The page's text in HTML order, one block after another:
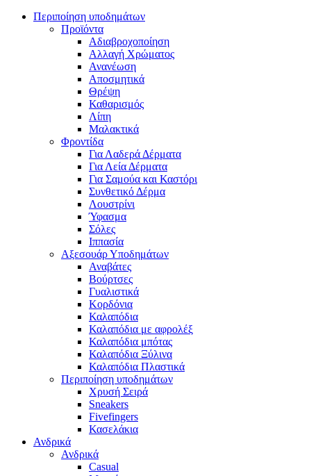
Περιποίηση υποδημάτων
Προϊόντα
Αδιαβροχοποίηση
Αλλαγή Χρώματος
Ανανέωση
Αποσμητικά
Θρέψη
Καθαρισμός
Λίπη
Μαλακτικά
Φροντίδα
Για Λαδερά Δέρματα
Για Λεία Δέρματα
Για Σαμούα και Καστόρι
Συνθετικό Δέρμα
Λουστρίνι
Ύφασμα
Σόλες
Ιππασία
Αξεσουάρ Υποδημάτων
Αναβάτες
Βούρτσες
Γυαλιστικά
Κορδόνια
Καλαπόδια
Καλαπόδια με αφρολέξ
Καλαπόδια μπότας
Καλαπόδια Ξύλινα
Καλαπόδια Πλαστικά
Περιποίηση υποδημάτων
Χρυσή Σειρά
Sneakers
Fivefingers
Κασελάκια
Ανδρικά
Ανδρικά
Casual